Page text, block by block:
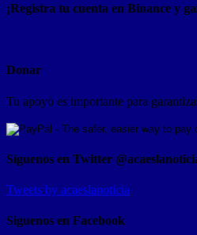
¡Registra tu cuenta en Binance y
Donar
Tu apoyo es importante para
Síguenos en Twitter
Tweets by acaeslanoticia
Siguenos en Facebook